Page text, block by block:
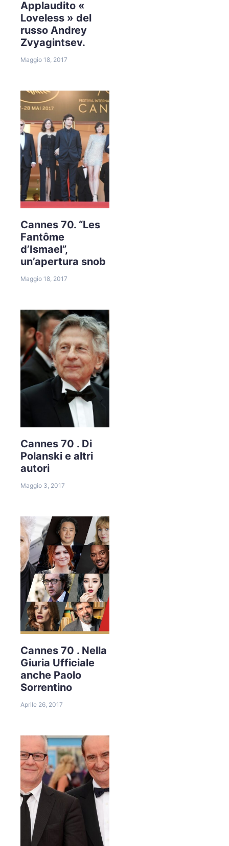
Applaudito «
Loveless » del
russo Andrey
Zvyagintsev.
Maggio 18, 2017
Cannes 70. “Les
Fantôme
d’Ismael”,
un’apertura snob
Maggio 18, 2017
Cannes 70 . Di
Polanski e altri
autori
Maggio 3, 2017
Cannes 70 . Nella
Giuria Ufficiale
anche Paolo
Sorrentino
Aprile 26, 2017